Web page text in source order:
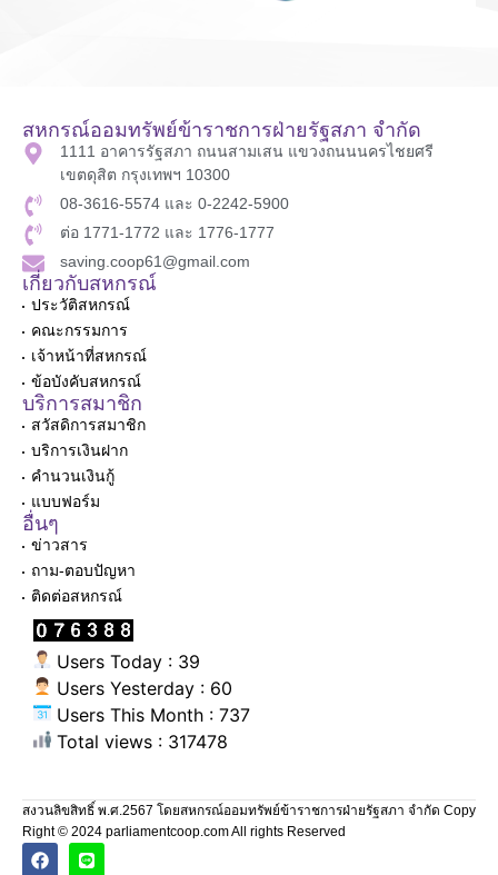
สหกรณ์ออมทรัพย์ข้าราชการฝ่ายรัฐสภา จำกัด
1111 อาคารรัฐสภา ถนนสามเสน แขวงถนนนครไชยศรี
เขตดุสิต กรุงเทพฯ 10300
08-3616-5574 และ 0-2242-5900
ต่อ 1771-1772 และ 1776-1777
saving.coop61@gmail.com
เกี่ยวกับสหกรณ์
ประวัติสหกรณ์
คณะกรรมการ
เจ้าหน้าที่สหกรณ์
ข้อบังคับสหกรณ์
บริการสมาชิก
สวัสดิการสมาชิก
บริการเงินฝาก
คำนวนเงินกู้
แบบฟอร์ม
อื่นๆ
ข่าวสาร
ถาม-ตอบปัญหา
ติดต่อสหกรณ์
Users Today : 39
Users Yesterday : 60
Users This Month : 737
Total views : 317478
สงวนลิขสิทธิ์ พ.ศ.2567 โดยสหกรณ์ออมทรัพย์ข้าราชการฝ่ายรัฐสภา จำกัด Copy
Right © 2024 parliamentcoop.com All rights Reserved